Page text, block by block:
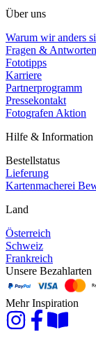
Über uns
Warum wir anders
Fragen & Antworten
Fototipps
Karriere
Partnerprogramm
Pressekontakt
Fotografen Aktion
Hilfe & Information
Bestellstatus
Lieferung
Kartenmacherei
Land
Österreich
Schweiz
Frankreich
Unsere Bezahlarten
Mehr Inspiration